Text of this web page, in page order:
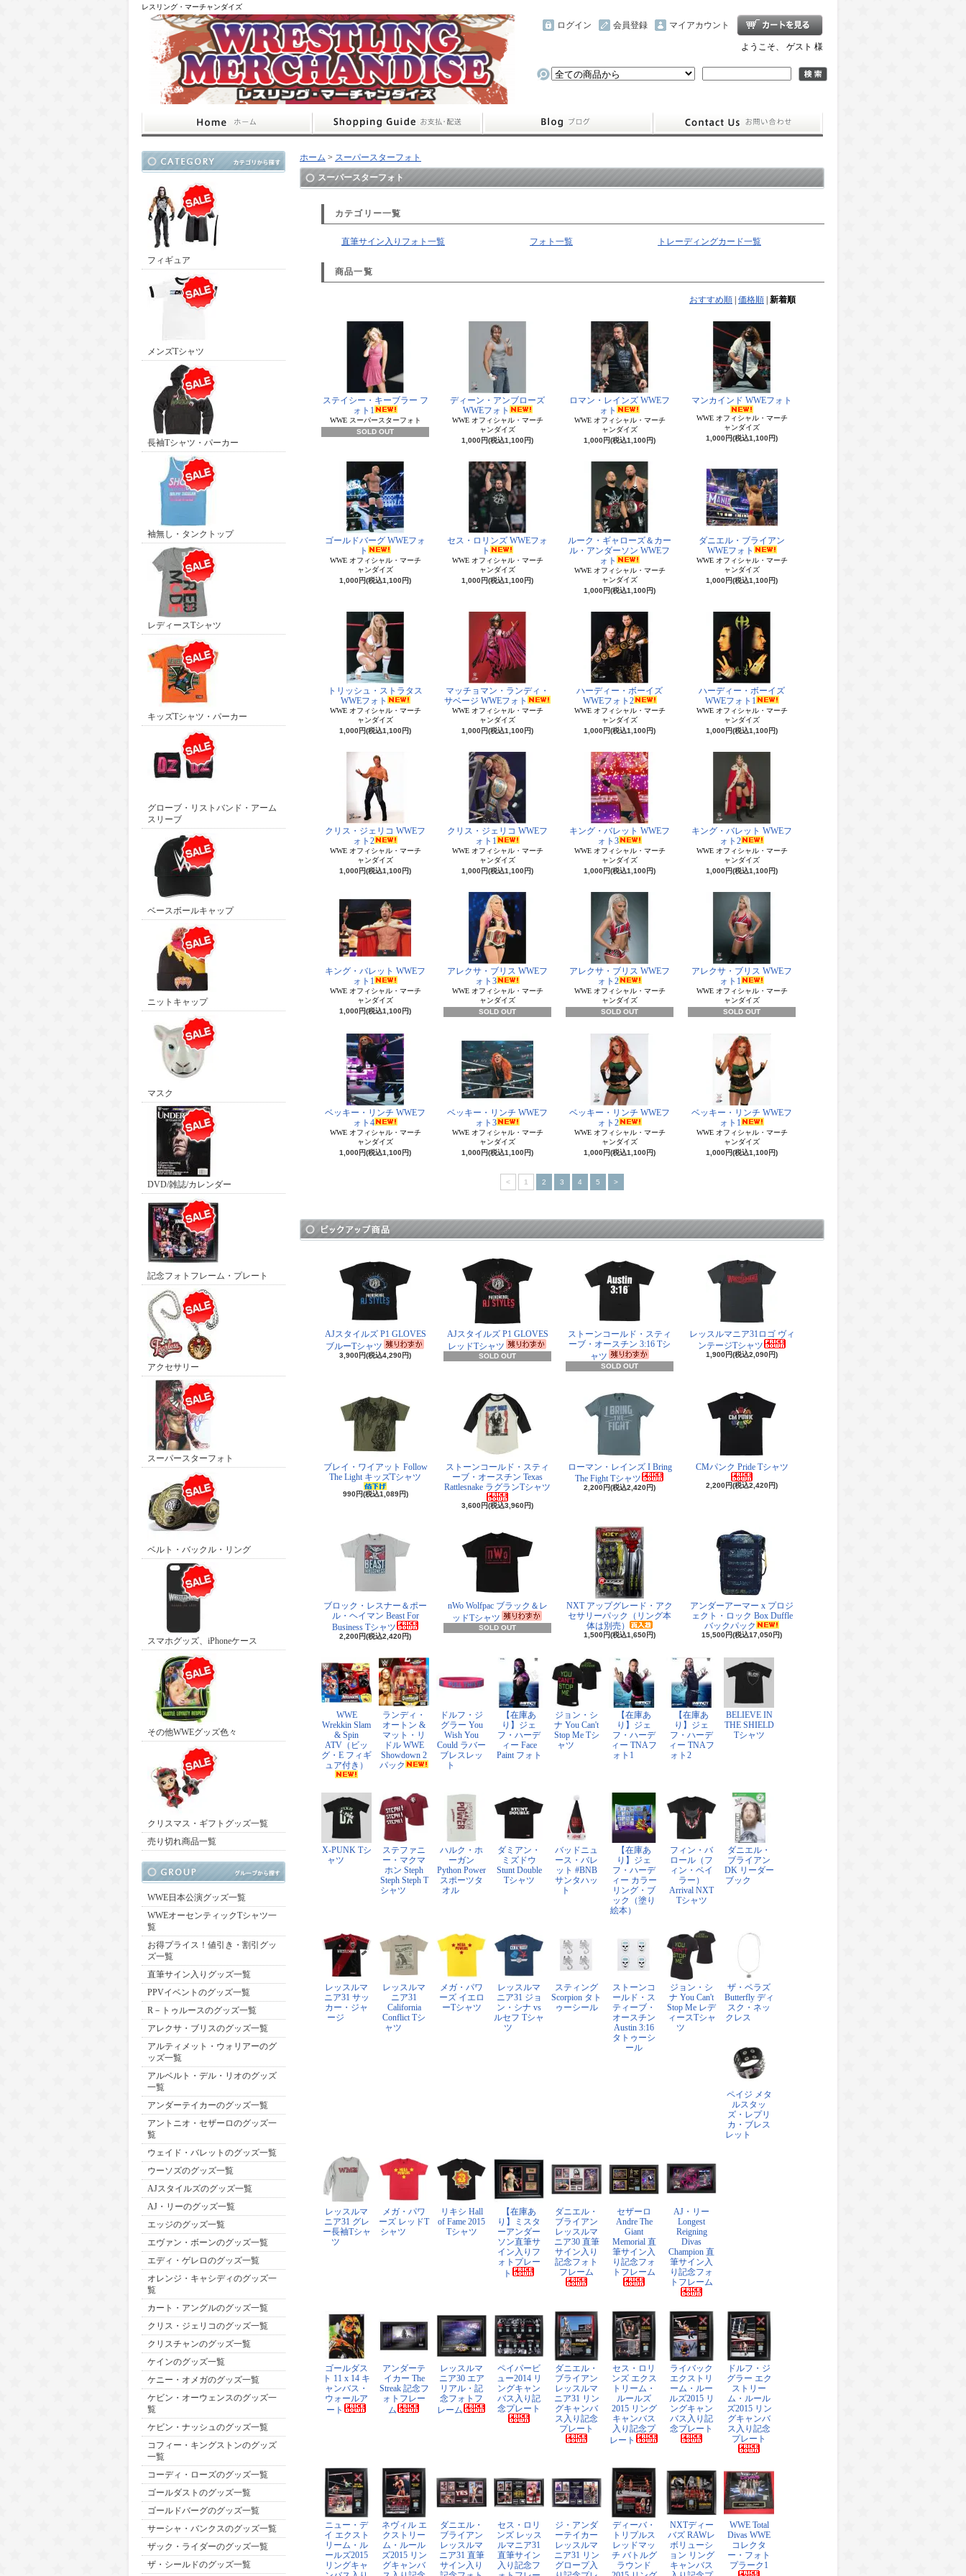
レスリング・マーチャンダイズ
マイアカウント
会員登録
ログイン
ようこそ、 ゲスト 様
フィギュア
メンズTシャツ
長袖Tシャツ・パーカー
袖無し・タンクトップ
レディースTシャツ
キッズTシャツ・パーカー
グローブ・リストバンド・アーム
スリーブ
ベースボールキャップ
ニットキャップ
マスク
DVD/雑誌/カレンダー
記念フォトフレーム・プレート
アクセサリー
スーパースターフォト
ベルト・バックル・リング
スマホグッズ、iPhoneケース
その他WWEグッズ色々
クリスマス・ギフトグッズ一覧
売り切れ商品一覧
WWE日本公演グッズ一覧
WWEオーセンティックTシャツ一
覧
お得プライス！値引き・割引グッ
ズ一覧
直筆サイン入りグッズ一覧
PPVイベントのグッズ一覧
R－トゥルースのグッズ一覧
アレクサ・ブリスのグッズ一覧
アルティメット・ウォリアーのグ
ッズ一覧
アルベルト・デル・リオのグッズ
一覧
アンダーテイカーのグッズ一覧
アントニオ・セザーロのグッズ一
覧
ウェイド・バレットのグッズ一覧
ウーソズのグッズ一覧
AJスタイルズのグッズ一覧
AJ・リーのグッズ一覧
エッジのグッズ一覧
エヴァン・ボーンのグッズ一覧
エディ・ゲレロのグッズ一覧
オレンジ・キャシディのグッズ一
覧
カート・アングルのグッズ一覧
クリス・ジェリコのグッズ一覧
クリスチャンのグッズ一覧
ケインのグッズ一覧
ケニー・オメガのグッズ一覧
ケビン・オーウェンスのグッズ一
覧
ケビン・ナッシュのグッズ一覧
コフィー・キングストンのグッズ
一覧
コーディ・ローズのグッズ一覧
ゴールダストのグッズ一覧
ゴールドバーグのグッズ一覧
サーシャ・バンクスのグッズ一覧
ザック・ライダーのグッズ一覧
ザ・シールドのグッズ一覧
ホーム > スーパースターフォト
スーパースターフォト
カテゴリー一覧
直筆サイン入りフォト一覧 フォト一覧 トレーディングカード一覧
商品一覧
おすすめ順 価格順 新着順
ステイシー・キーブラー フ
ォト1
WWE スーパースターフォト
SOLD OUT
ディーン・アンブローズ
WWEフォト
WWE オフィシャル・マーチ
ャンダイズ
1,000円(税込1,100円)
ロマン・レインズ WWEフ
ォト
WWE オフィシャル・マーチ
ャンダイズ
1,000円(税込1,100円)
マンカインド WWEフォト
WWE オフィシャル・マーチ
ャンダイズ
1,000円(税込1,100円)
ゴールドバーグ WWEフォ
ト
WWE オフィシャル・マーチ
ャンダイズ
1,000円(税込1,100円)
セス・ロリンズ WWEフォ
ト
WWE オフィシャル・マーチ
ャンダイズ
1,000円(税込1,100円)
ルーク・ギャローズ＆カー
ル・アンダーソン WWEフ
ォト
WWE オフィシャル・マーチ
ャンダイズ
1,000円(税込1,100円)
ダニエル・ブライアン
WWEフォト
WWE オフィシャル・マーチ
ャンダイズ
1,000円(税込1,100円)
トリッシュ・ストラタス
WWEフォト
WWE オフィシャル・マーチ
ャンダイズ
1,000円(税込1,100円)
マッチョマン・ランディ・
サベージ WWEフォト
WWE オフィシャル・マーチ
ャンダイズ
1,000円(税込1,100円)
ハーディー・ボーイズ
WWEフォト2
WWE オフィシャル・マーチ
ャンダイズ
1,000円(税込1,100円)
ハーディー・ボーイズ
WWEフォト1
WWE オフィシャル・マーチ
ャンダイズ
1,000円(税込1,100円)
クリス・ジェリコ WWEフ
ォト2
WWE オフィシャル・マーチ
ャンダイズ
1,000円(税込1,100円)
クリス・ジェリコ WWEフ
ォト1
WWE オフィシャル・マーチ
ャンダイズ
1,000円(税込1,100円)
キング・バレット WWEフ
ォト3
WWE オフィシャル・マーチ
ャンダイズ
1,000円(税込1,100円)
キング・バレット WWEフ
ォト2
WWE オフィシャル・マーチ
ャンダイズ
1,000円(税込1,100円)
キング・バレット WWEフ
ォト1
WWE オフィシャル・マーチ
ャンダイズ
1,000円(税込1,100円)
アレクサ・ブリス WWEフ
ォト3
WWE オフィシャル・マーチ
ャンダイズ
SOLD OUT
アレクサ・ブリス WWEフ
ォト2
WWE オフィシャル・マーチ
ャンダイズ
SOLD OUT
アレクサ・ブリス WWEフ
ォト1
WWE オフィシャル・マーチ
ャンダイズ
SOLD OUT
ベッキー・リンチ WWEフ
ォト4
WWE オフィシャル・マーチ
ャンダイズ
1,000円(税込1,100円)
ベッキー・リンチ WWEフ
ォト3
WWE オフィシャル・マーチ
ャンダイズ
1,000円(税込1,100円)
ベッキー・リンチ WWEフ
ォト2
WWE オフィシャル・マーチ
ャンダイズ
1,000円(税込1,100円)
ベッキー・リンチ WWEフ
ォト1
WWE オフィシャル・マーチ
ャンダイズ
1,000円(税込1,100円)
< 1 2 3 4 5 >
AJスタイルズ P1 GLOVES
ブルーTシャツ
3,900円(税込4,290円)
AJスタイルズ P1 GLOVES
レッドTシャツ
SOLD OUT
ストーンコールド・スティ
ーブ・オースチン 3:16 Tシ
ャツ
SOLD OUT
レッスルマニア31ロゴ ヴィ
ンテージTシャツ
1,900円(税込2,090円)
ブレイ・ワイアット Follow
The Light キッズTシャツ
990円(税込1,089円)
ストーンコールド・スティ
ーブ・オースチン Texas
Rattlesnake ラグランTシャツ
3,600円(税込3,960円)
ローマン・レインズ I Bring
The Fight Tシャツ
2,200円(税込2,420円)
CMパンク Pride Tシャツ
2,200円(税込2,420円)
ブロック・レスナー＆ポー
ル・ヘイマン Beast For
Business Tシャツ
2,200円(税込2,420円)
nWo Wolfpac ブラック＆レ
ッドTシャツ
SOLD OUT
NXT アップグレード・アク
セサリーパック（リング本
体は別売）
1,500円(税込1,650円)
アンダーアーマー x プロジ
ェクト・ロック Box Duffle
バックパック
15,500円(税込17,050円)
WWE
Wrekkin Slam
& Spin
ATV（ビッ
グ・E フィギ
ュア付き）
ランディ・
オートン &
マット・リ
ドル WWE
Showdown 2
パック
ドルフ・ジ
グラー You
Wish You
Could ラバー
ブレスレッ
ト
【在庫あ
り】ジェ
フ・ハーデ
ィー Face
Paint フォト
ジョン・シ
ナ You Can't
Stop Me Tシ
ャツ
【在庫あ
り】ジェ
フ・ハーデ
ィー TNAフ
ォト1
【在庫あ
り】ジェ
フ・ハーデ
ィー TNAフ
ォト2
BELIEVE IN
THE SHIELD
Tシャツ
X-PUNK Tシ
ャツ
ステファニ
ー・マクマ
ホン Steph
Steph Steph T
シャツ
ハルク・ホ
ーガン
Python Power
スポーツタ
オル
ダミアン・
ミズドウ
Stunt Double
Tシャツ
バッドニュ
ース・バレ
ット #BNB
サンタハッ
ト
【在庫あ
り】ジェ
フ・ハーデ
ィー カラー
リング・ブ
ック（塗り
絵本）
フィン・バ
ロール（フ
ィン・ベイ
ラー）
Arrival NXT
Tシャツ
ダニエル・
ブライアン
DK リーダー
ブック
レッスルマ
ニア31 サッ
カー・ジャ
ージ
レッスルマ
ニア31
California
Conflict Tシ
ャツ
メガ・パワ
ーズ イエロ
ーTシャツ
レッスルマ
ニア31 ジョ
ン・シナ vs
ルセフ Tシャ
ツ
スティング
Scorpion タト
ゥーシール
ストーンコ
ールド・ス
ティーブ・
オースチン
Austin 3:16
タトゥーシ
ール
ジョン・シ
ナ You Can't
Stop Me レデ
ィースTシャ
ツ
ザ・ベラズ
Butterfly ディ
スク・ネッ
クレス
ペイジ メタ
ルスタッ
ズ・レプリ
カ・ブレス
レット
レッスルマ
ニア31 グレ
ー長袖Tシャ
ツ
メガ・パワ
ーズ レッドT
シャツ
リキシ Hall
of Fame 2015
Tシャツ
【在庫あ
り】ミスタ
ーアンダー
ソン直筆サ
イン入りフ
ォトプレー
ト
ダニエル・
ブライアン
レッスルマ
ニア30 直筆
サイン入り
記念フォト
フレーム
セザーロ
Andre The
Giant
Memorial 直
筆サイン入
り記念フォ
トフレーム
AJ・リー
Longest
Reigning
Divas
Champion 直
筆サイン入
り記念フォ
トフレーム
ゴールダス
ト 11 x 14 キ
ャンバス・
ウォールア
ート
アンダーテ
イカー The
Streak 記念フ
ォトフレー
ム
レッスルマ
ニア30 エア
リアル・記
念フォトフ
レーム
ペイパービ
ュー2014 リ
ングキャン
バス入り記
念プレート
ダニエル・
ブライアン
レッスルマ
ニア31 リン
グキャンバ
ス入り記念
プレート
セス・ロリ
ンズ エクス
トリーム・
ルールズ
2015 リング
キャンバス
入り記念プ
レート
ライバック
エクストリ
ーム・ルー
ルズ2015 リ
ングキャン
バス入り記
念プレート
ドルフ・ジ
グラー エク
ストリー
ム・ルール
ズ2015 リン
グキャンバ
ス入り記念
プレート
ニュー・デ
イ エクスト
リーム・ル
ールズ2015
リングキャ
ネヴィル エ
クストリー
ム・ルール
ズ2015 リン
グキャンバ
ダニエル・
ブライアン
レッスルマ
ニア31 直筆
サイン入り
セス・ロリ
ンズ レッス
ルマニア31
直筆サイン
入り記念フ
ジ・アンダ
ーテイカー
レッスルマ
ニア31 リン
グロープ入
ディーバ・
トリプルス
レッドマッ
チ バトルグ
ラウンド
NXTディー
バズ RAWレ
ボリューシ
ョン リング
キャンバス
WWE Total
Divas WWE
コレクタ
ー・フォト
プラーク1